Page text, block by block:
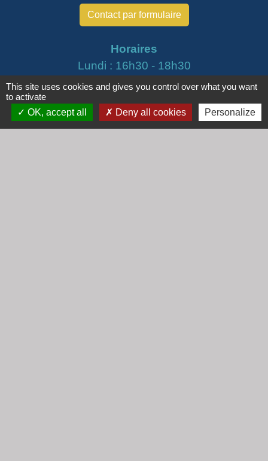
Contact par formulaire
Horaires
Lundi : 16h30 - 18h30
Mardi : 8h30 - 12h00
Vendredi : 16h00 - 18h00
This site uses cookies and gives you control over what you want
to activate
OK, accept all
Deny all cookies Personalize